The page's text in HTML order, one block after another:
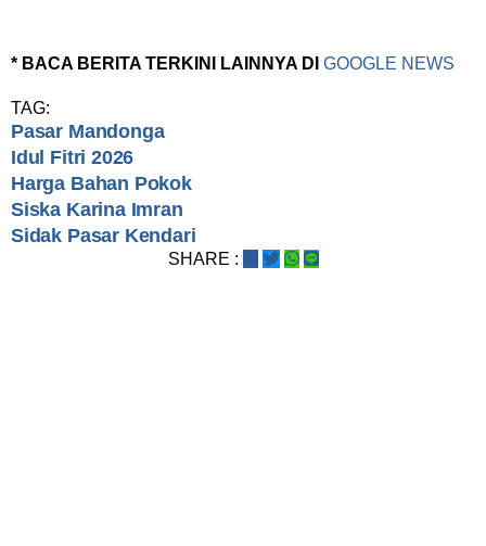
* BACA BERITA TERKINI LAINNYA DI GOOGLE NEWS
TAG:
Pasar Mandonga
Idul Fitri 2026
Harga Bahan Pokok
Siska Karina Imran
Sidak Pasar Kendari
SHARE :